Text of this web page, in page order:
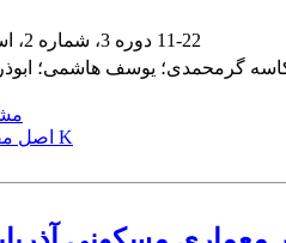
11-22
گرمحمدی؛ یوسف هاشمی؛
اصل 611.24 K